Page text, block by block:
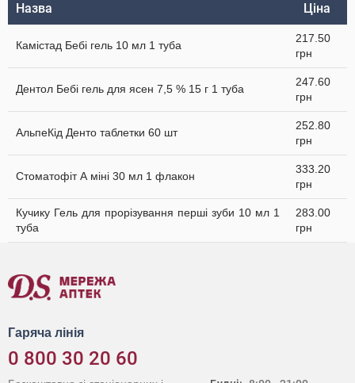
Назва Ціна
Камістад Бебі гель 10 мл 1 туба
217.50
грн
Дентол Бебі гель для ясен 7,5 % 15 г 1 туба
247.60
грн
АльпеКід Денто таблетки 60 шт
252.80
грн
Стоматофіт А міні 30 мл 1 флакон
333.20
грн
Кучику Гель для прорізування перші зуби 10 мл 1
туба
283.00
грн
Гаряча лінія
0 800 30 20 60